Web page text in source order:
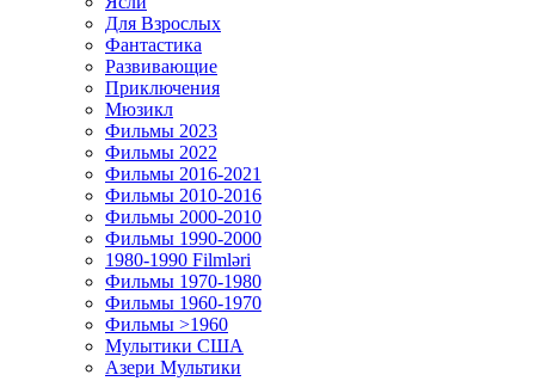
Для Взрослых
Фантастика
Развивающие
Приключения
Мюзикл
Фильмы 2023
Фильмы 2022
Фильмы 2016-2021
Фильмы 2010-2016
Фильмы 2000-2010
Фильмы 1990-2000
1980-1990 Filmləri
Фильмы 1970-1980
Фильмы 1960-1970
Фильмы >1960
Мулытики США
Азери Мультики